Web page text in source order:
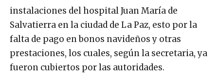
instalaciones del hospital Juan María de
Salvatierra en la ciudad de La Paz, esto por la
falta de pago en bonos navideños y otras
prestaciones, los cuales, según la secretaria, ya
fueron cubiertos por las autoridades.